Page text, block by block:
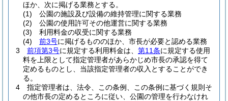
ほか、次に掲げる業務とする。
(1)
公園の施設及び設備の維持管理に関する業務
(2)
公園の使用許可その他運営に関する業務
(3)
利用料金の収受に関する業務
(4)
前3号に掲げるもののほか、市長が必要と認める業務
3
前項第3号に規定する利用料金は、 第11条に規定する使用
料を上限として指定管理者があらかじめ市長の承認を得て
定めるものとし、当該指定管理者の収入とすることができ
る。
4
指定管理者は、法令、この条例、この条例に基づく規則そ
の他市長の定めるところに従い、公園の管理を行わなけれ